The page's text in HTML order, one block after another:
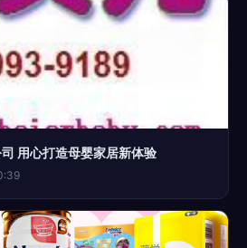
用心打造母婴家居新体验